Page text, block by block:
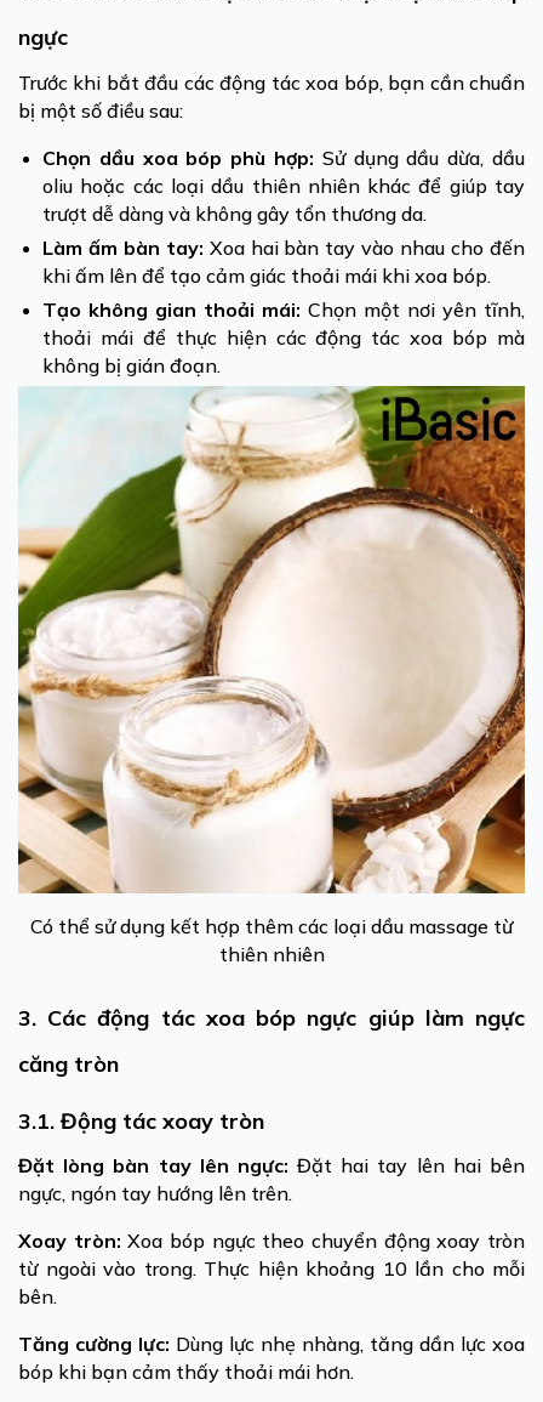
ngực
Trước khi bắt đầu các động tác xoa bóp, bạn cần chuẩn
bị một số điều sau:
Chọn dầu xoa bóp phù hợp: Sử dụng dầu dừa, dầu
oliu hoặc các loại dầu thiên nhiên khác để giúp tay
trượt dễ dàng và không gây tổn thương da.
Làm ấm bàn tay: Xoa hai bàn tay vào nhau cho đến
khi ấm lên để tạo cảm giác thoải mái khi xoa bóp.
Tạo không gian thoải mái: Chọn một nơi yên tĩnh,
thoải mái để thực hiện các động tác xoa bóp mà
không bị gián đoạn.
Có thể sử dụng kết hợp thêm các loại dầu massage từ
thiên nhiên
3. Các động tác xoa bóp ngực giúp làm ngực
căng tròn
3.1. Động tác xoay tròn
Đặt lòng bàn tay lên ngực: Đặt hai tay lên hai bên
ngực, ngón tay hướng lên trên.
Xoay tròn: Xoa bóp ngực theo chuyển động xoay tròn
từ ngoài vào trong. Thực hiện khoảng 10 lần cho mỗi
bên.
Tăng cường lực: Dùng lực nhẹ nhàng, tăng dần lực xoa
bóp khi bạn cảm thấy thoải mái hơn.